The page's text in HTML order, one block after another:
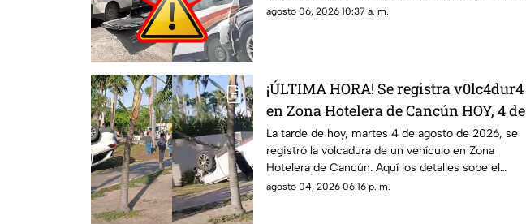
agosto 06, 2026 10:37 a. m.
¡ÚLTIMA HORA! Se registra v0lc4dur4
en Zona Hotelera de Cancún HOY, 4 de
agosto de 2026; esto se sabe del
4cc1d3nt3 en Blvd. Kukulcán
La tarde de hoy, martes 4 de agosto de 2026, se
registró la volcadura de un vehículo en Zona
Hotelera de Cancún. Aquí los detalles sobe el
accidente.
agosto 04, 2026 06:16 p. m.